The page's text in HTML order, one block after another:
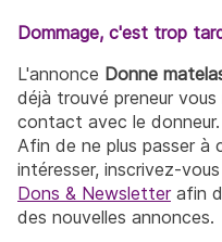
Dommage, c'est trop
L'annonce Donne
déjà trouvé preneur
contact avec le donneur.
Afin de ne plus passer à
intéresser, inscrivez-
Dons & Newsletterafin
des nouvelles annonces.